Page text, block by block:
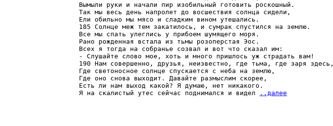
Вымыли руки и начали пир изобильный готовить роскошный.
Так мы весь день напролет до восшествия солнца сидели,
Ели обильно мы мясо и сладким вином утешались.
185 Солнце меж тем закатилось, и сумрак спустился на землю.
Все мы спать улеглись у прибоем шумящего моря.
Рано рожденная встала из тьмы розоперстая Эос.
Всех я тогда на собранье созвал и вот что сказал им:
- Слушайте слово мое, хоть и много пришлось уж страдать вам!
190 Нам совершенно, друзья, неизвестно, где тьма, где заря здесь,
Где светоносное солнце спускается с неба на землю,
Где оно снова выходит. Давайте размыслим скорее,
Есть ли нам выход какой? Я думаю, нет никакого.
Я на скалистый утес сейчас поднимался и видел
..далее